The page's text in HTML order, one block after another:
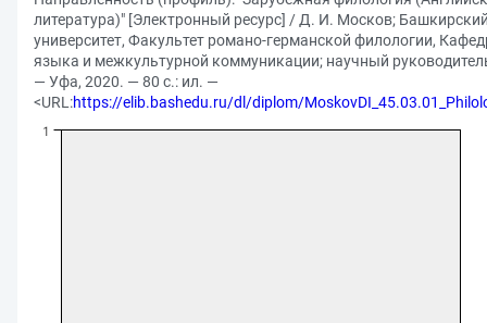
литература)" [Электронный ресурс] / Д. И. Москов;
университет, Факультет романо-германской филологии,
языка и межкультурной коммуникации; научный
— Уфа, 2020. — 80 с.: ил. —
<URL:https://elib.bashedu.ru/dl/diplom/